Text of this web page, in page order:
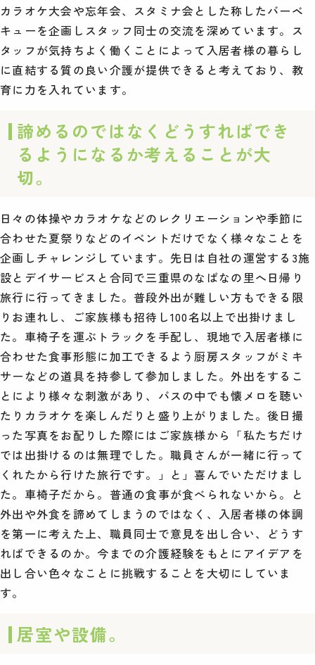
カラオケ大会や忘年会、スタミナ会とした称したバーベ
キューを企画しスタッフ同士の交流を深めています。ス
タッフが気持ちよく働くことによって入居者様の暮らし
に直結する質の良い介護が提供できると考えており、教
育に力を入れています。
諦めるのではなくどうすればでき
るようになるか考えることが大
切。
日々の体操やカラオケなどのレクリエーションや季節に
合わせた夏祭りなどのイベントだけでなく様々なことを
企画しチャレンジしています。先日は自社の運営する3施
設とデイサービスと合同で三重県のなばなの里へ日帰り
旅行に行ってきました。普段外出が難しい方もできる限
りお連れし、ご家族様も招待し100名以上で出掛けまし
た。車椅子を運ぶトラックを手配し、現地で入居者様に
合わせた食事形態に加工できるよう厨房スタッフがミキ
サーなどの道具を持参して参加しました。外出をするこ
とにより様々な刺激があり、バスの中でも懐メロを聴い
たりカラオケを楽しんだりと盛り上がりました。後日撮
った写真をお配りした際にはご家族様から「私たちだけ
では出掛けるのは無理でした。職員さんが一緒に行って
くれたから行けた旅行です。」と」喜んでいただけまし
た。車椅子だから。普通の食事が食べられないから。と
外出や外食を諦めてしまうのではなく、入居者様の体調
を第一に考えた上、職員同士で意見を出し合い、どうす
ればできるのか。今までの介護経験をもとにアイデアを
出し合い色々なことに挑戦することを大切にしていま
す。
居室や設備。